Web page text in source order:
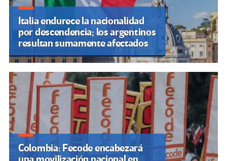
Italia endurece la nacionalidad
por descendencia; los argentinos
resultan sumamente afectados
Colombia: Fecode encabezará